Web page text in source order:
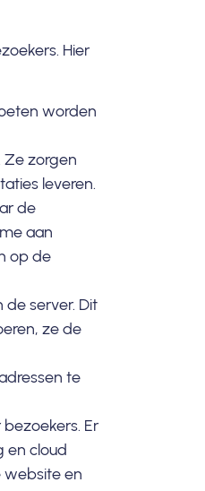
Hier
worden
Ze zorgen
leveren.
de
aan
op de
server. Dit
ze de
te
Er
en cloud
website en